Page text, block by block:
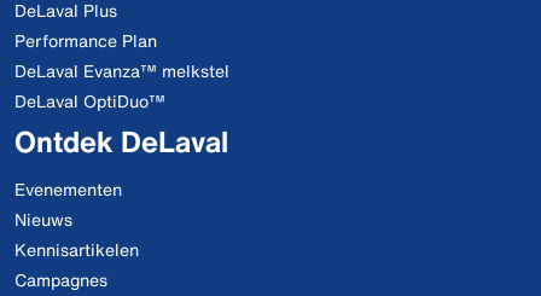
DeLaval Plus
Performance Plan
DeLaval Evanza™ melkstel
DeLaval OptiDuo™
Ontdek DeLaval
Evenementen
Nieuws
Kennisartikelen
Campagnes